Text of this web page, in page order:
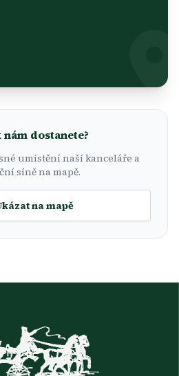
nám dostanete?
umístění naší kanceláře a
síně na mapě.
na mapě